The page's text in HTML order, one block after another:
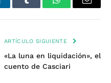
Tumblr WhatsAppEmail
ARTÍCULO SIGUIENTE
«La luna en liquidación», el
cuento de Casciari